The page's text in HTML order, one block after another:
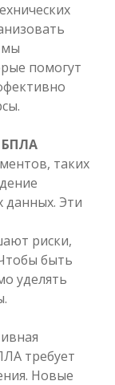
мы
помогут
БПЛА
таких
данных. Эти
риски,
быть
уделять
требует
Новые